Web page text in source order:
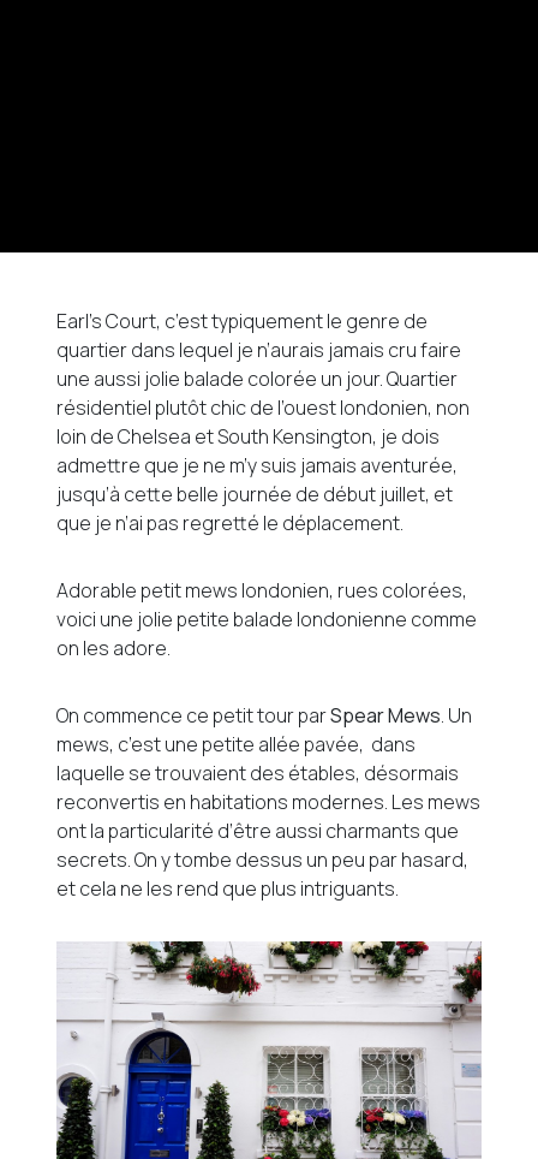
Earl’s Court, c’est typiquement le genre de
quartier dans lequel je n’aurais jamais cru faire
une aussi jolie balade colorée un jour. Quartier
résidentiel plutôt chic de l’ouest londonien, non
loin de Chelsea et South Kensington, je dois
admettre que je ne m’y suis jamais aventurée,
jusqu’à cette belle journée de début juillet, et
que je n’ai pas regretté le déplacement.
Adorable petit mews londonien, rues colorées,
voici une jolie petite balade londonienne comme
on les adore.
On commence ce petit tour parSpear Mews. Un
mews, c’est une petite allée pavée, dans
laquelle se trouvaient des étables, désormais
reconvertis en habitations modernes. Les mews
ont la particularité d’être aussi charmants que
secrets. On y tombe dessus un peu par hasard,
et cela ne les rend que plus intriguants.